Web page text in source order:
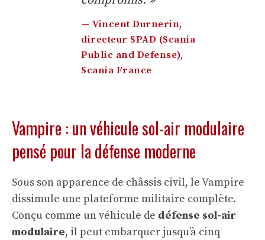
— Vincent Durnerin,
directeur SPAD (Scania
Public and Defense),
Scania France
Vampire : un véhicule sol-air modulaire
pensé pour la défense moderne
Sous son apparence de châssis civil, le Vampire
dissimule une plateforme militaire complète.
Conçu comme un véhicule de défense sol-air
modulaire, il peut embarquer jusqu’à cinq